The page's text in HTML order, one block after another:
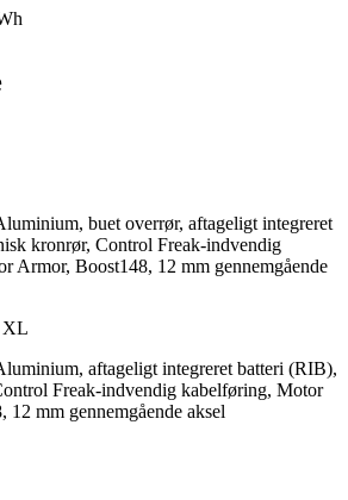
buet overrør, aftageligt integreret
kronrør, Control Freak-indvendig
Armor, Boost148, 12 mm gennemgående
XL
aftageligt integreret batteri (RIB),
Freak-indvendig kabelføring, Motor
12 mm gennemgående aksel